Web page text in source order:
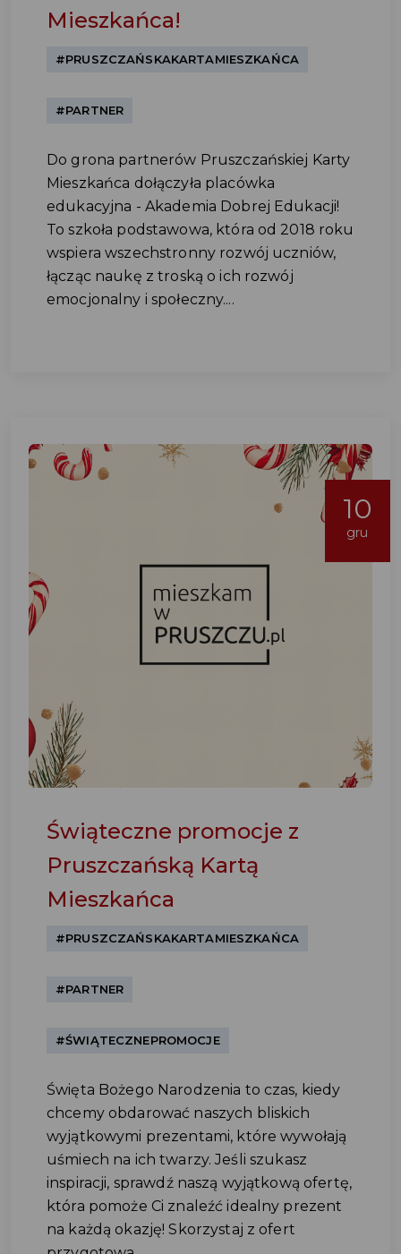
Mieszkańca!
#PRUSZCZAŃSKAKARTAMIESZKAŃCA
#PARTNER
Do grona partnerów Pruszczańskiej Karty
Mieszkańca dołączyła placówka
edukacyjna - Akademia Dobrej Edukacji!
To szkoła podstawowa, która od 2018 roku
wspiera wszechstronny rozwój uczniów,
łącząc naukę z troską o ich rozwój
emocjonalny i społeczny....
10
gru
Świąteczne promocje z
Pruszczańską Kartą
Mieszkańca
#PRUSZCZAŃSKAKARTAMIESZKAŃCA
#PARTNER
#ŚWIĄTECZNEPROMOCJE
Święta Bożego Narodzenia to czas, kiedy
chcemy obdarować naszych bliskich
wyjątkowymi prezentami, które wywołają
uśmiech na ich twarzy. Jeśli szukasz
inspiracji, sprawdź naszą wyjątkową ofertę,
która pomoże Ci znaleźć idealny prezent
na każdą okazję! Skorzystaj z ofert